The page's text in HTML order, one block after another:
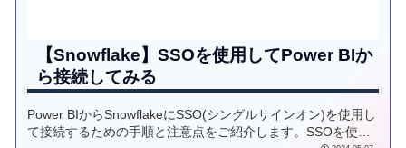
【Snowflake】SSOを使用してPower BIか
ら接続してみる
Power BIからSnowflakeにSSO(シングルサインオン)を使用し
て接続するための手順と注意点をご紹介します。SSOを使用